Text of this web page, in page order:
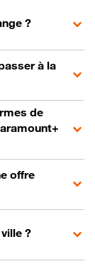
?
à la
de
offre
?